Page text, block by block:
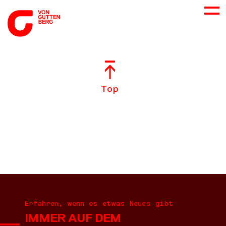
Top
Erfahren, wenn es etwas Neues gibt
IMMER AUF DEM